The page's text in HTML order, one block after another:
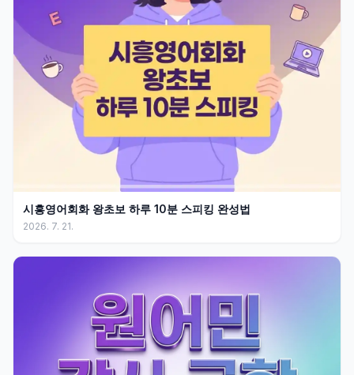
시흥영어회화 왕초보 하루 10분 스피킹 완성법
2026. 7. 21.